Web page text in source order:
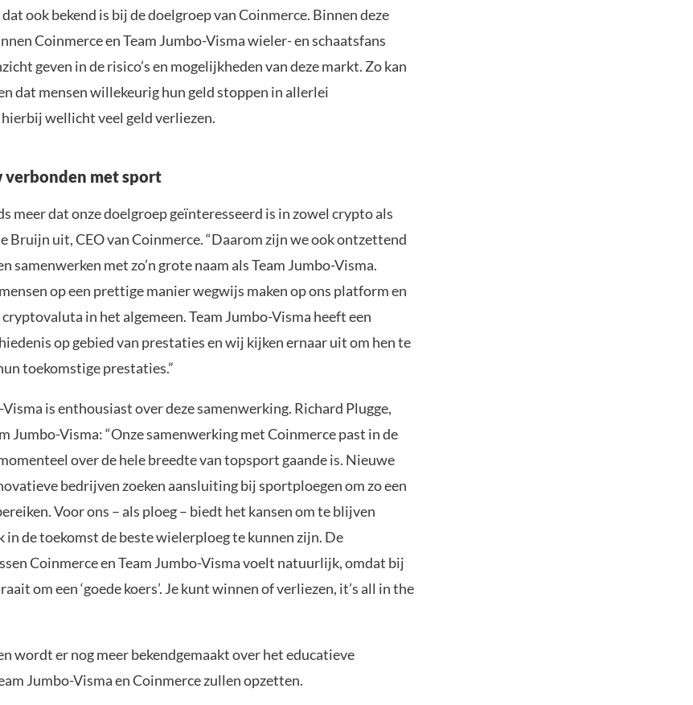
ook bekend is bij de doelgroep van Coinmerce. Binnen deze
Coinmerce en Team Jumbo-Visma wieler- en schaatsfans
geven in de risico’s en mogelijkheden van deze markt. Zo kan
dat mensen willekeurig hun geld stoppen in allerlei
wellicht veel geld verliezen.
verbonden met sport
meer dat onze doelgroep geïnteresseerd is in zowel crypto als
Bruijn uit, CEO van Coinmerce. “Daarom zijn we ook ontzettend
samenwerken met zo’n grote naam als Team Jumbo-Visma.
op een prettige manier wegwijs maken op ons platform en
in het algemeen. Team Jumbo-Visma heeft een
op gebied van prestaties en wij kijken ernaar uit om hen te
toekomstige prestaties.”
is enthousiast over deze samenwerking. Richard Plugge,
Jumbo-Visma: “Onze samenwerking met Coinmerce past in de
over de hele breedte van topsport gaande is. Nieuwe
bedrijven zoeken aansluiting bij sportploegen om zo een
Voor ons – als ploeg – biedt het kansen om te blijven
in de toekomst de beste wielerploeg te kunnen zijn. De
Coinmerce en Team Jumbo-Visma voelt natuurlijk, omdat bij
om een ‘goede koers’. Je kunt winnen of verliezen, it’s all in the
wordt er nog meer bekendgemaakt over het educatieve
Jumbo-Visma en Coinmerce zullen opzetten.